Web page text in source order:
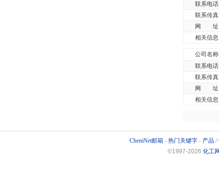
联系电话
联系传真
网 址
相关信息
公司名称
联系电话
联系传真
网 址
相关信息
ChemNet邮箱 - 热门关键字 - 产品 /
©1997-2026 化工